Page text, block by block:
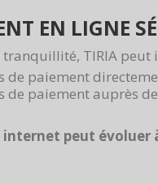
EN LIGNE
tranquillité, TIRIA peut
de paiement
de paiement auprès
peut évoluer